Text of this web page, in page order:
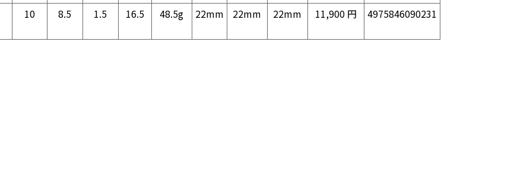
10 8.5 1.5 16.5 48.5g 22mm 22mm 22mm 11,900 円 4975846090231